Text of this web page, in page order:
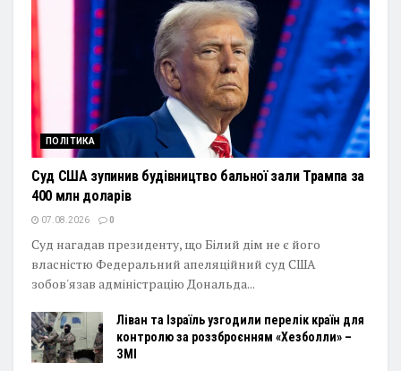
ПОЛІТИКА
Суд США зупинив будівництво бальної зали Трампа за
400 млн доларів
07.08.2026 0
Суд нагадав президенту, що Білий дім не є його
власністю Федеральний апеляційний суд США
зобов'язав адміністрацію Дональда...
Ліван та Ізраїль узгодили перелік країн для
контролю за роззброєнням «Хезболли» –
ЗМІ